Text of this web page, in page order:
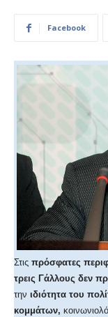
Facebook
Στις πρόσφατες
τρεις Γάλλους δεν
την ιδιότητα του
κομμάτων,